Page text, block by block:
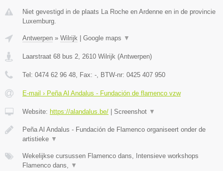
Niet gevestigd in de plaats La Roche en Ardenne en in de provincie
Luxemburg.
Antwerpen » Wilrijk | Google maps ▼
Laarstraat 68 bus 2 2610 Wilrijk (Antwerpen)
Tel: 0474 62 96 48 , Fax: - , BTW-nr: 0425 407 950
E-mail › Peña Al Andalus - Fundación de flamenco vzw
Website: https://alandalus.be/ | Screenshot ▼
Peña Al Andalus - Fundación de Flamenco organiseert onder de
artistieke ▼
Wekelijkse cursussen Flamenco dans, Intensieve workshops
Flamenco dans,
▼